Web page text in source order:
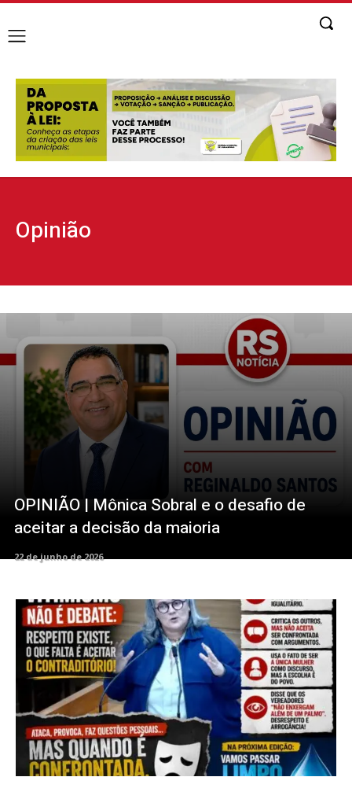
Opinião
OPINIÃO | Mônica Sobral e o desafio de
aceitar a decisão da maioria
22 de junho de 2026